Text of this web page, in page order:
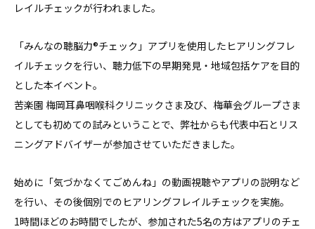
レイルチェックが行われました。
「みんなの聴脳力®チェック」アプリを使用したヒアリングフレ
イルチェックを行い、聴力低下の早期発見・地域包括ケアを目的
とした本イベント。
苦楽園 梅岡耳鼻咽喉科クリニックさま及び、梅華会グループさま
としても初めての試みということで、弊社からも代表中石とリス
ニングアドバイザーが参加させていただきました。
始めに「気づかなくてごめんね」の動画視聴やアプリの説明など
を行い、その後個別でのヒアリングフレイルチェックを実施。
1時間ほどのお時間でしたが、参加された5名の方はアプリのチェ